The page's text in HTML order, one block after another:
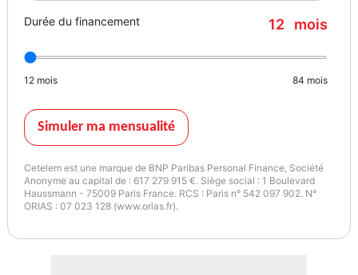
Durée du financement 12 mois
12 mois 84 mois
Simuler ma mensualité
Cetelem est une marque de BNP Paribas Personal Finance, Société
Anonyme au capital de : 617 279 915 €. Siège social : 1 Boulevard
Haussmann - 75009 Paris France. RCS : Paris n° 542 097 902. N°
ORIAS : 07 023 128 (www.orias.fr).